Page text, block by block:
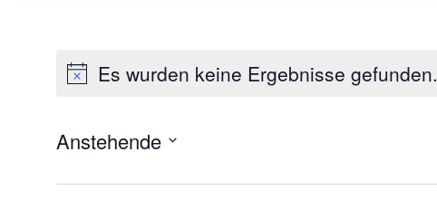
Es wurden keine Ergebnisse gefunden.
Anstehende